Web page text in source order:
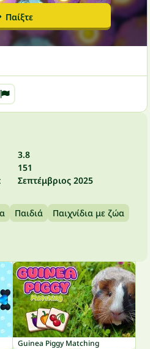
Παίξτε
3.8
151
Σεπτέμβριος 2025
Παιδιά
Παιχνίδια με ζώα
Guinea Piggy Matching